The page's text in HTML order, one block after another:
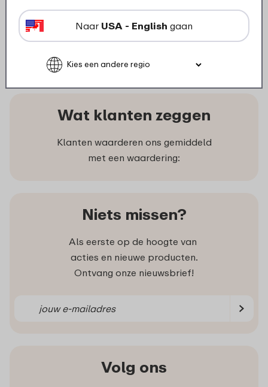
r.altink@mepal.com
Wat klanten zeggen
Klanten waarderen ons gemiddeld
met een waardering:
Niets missen?
Als eerste op de hoogte van
acties en nieuwe producten.
Ontvang onze nieuwsbrief!
Volg ons
Naar USA - English gaan